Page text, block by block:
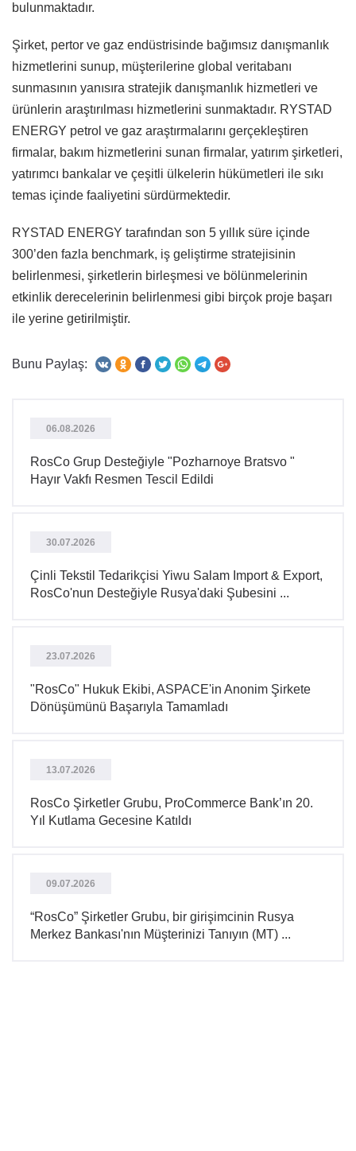
bulunmaktadır.
Şirket, pertor ve gaz endüstrisinde bağımsız danışmanlık
hizmetlerini sunup, müşterilerine global veritabanı
sunmasının yanısıra stratejik danışmanlık hizmetleri ve
ürünlerin araştırılması hizmetlerini sunmaktadır. RYSTAD
ENERGY petrol ve gaz araştırmalarını gerçekleştiren
firmalar, bakım hizmetlerini sunan firmalar, yatırım şirketleri,
yatırımcı bankalar ve çeşitli ülkelerin hükümetleri ile sıkı
temas içinde faaliyetini sürdürmektedir.
RYSTAD ENERGY tarafından son 5 yıllık süre içinde
300’den fazla benchmark, iş geliştirme stratejisinin
belirlenmesi, şirketlerin birleşmesi ve bölünmelerinin
etkinlik derecelerinin belirlenmesi gibi birçok proje başarı
ile yerine getirilmiştir.
Bunu Paylaş:
06.08.2026
RosCo Grup Desteğiyle "Pozharnoye Bratsvo "
Hayır Vakfı Resmen Tescil Edildi
30.07.2026
Çinli Tekstil Tedarikçisi Yiwu Salam Import & Export,
RosCo'nun Desteğiyle Rusya'daki Şubesini ...
23.07.2026
"RosCo" Hukuk Ekibi, ASPACE'in Anonim Şirkete
Dönüşümünü Başarıyla Tamamladı
13.07.2026
RosCo Şirketler Grubu, ProCommerce Bank’ın 20.
Yıl Kutlama Gecesine Katıldı
09.07.2026
“RosCo” Şirketler Grubu, bir girişimcinin Rusya
Merkez Bankası'nın Müşterinizi Tanıyın (MT) ...